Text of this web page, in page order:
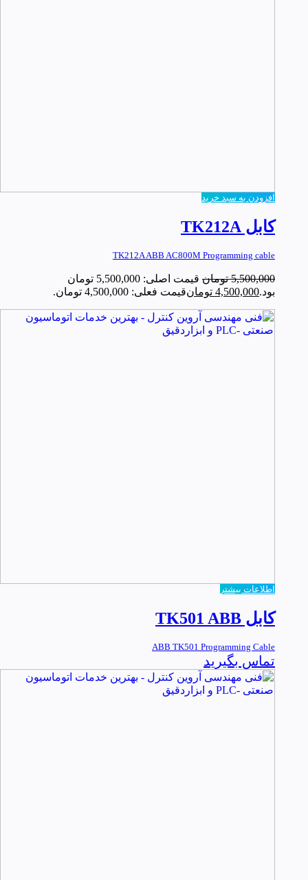
افزودن به سبد خرید
کابل TK212A
TK212A ABB AC800M Programming cable
5,500,000 تومان
قیمت اصلی: 5,500,000 تومان
بود.4,500,000 تومانقیمت فعلی: 4,500,000 تومان.
اطلاعات بیشتر
کابل TK501 ABB
ABB TK501 Programming Cable
تماس بگیرید